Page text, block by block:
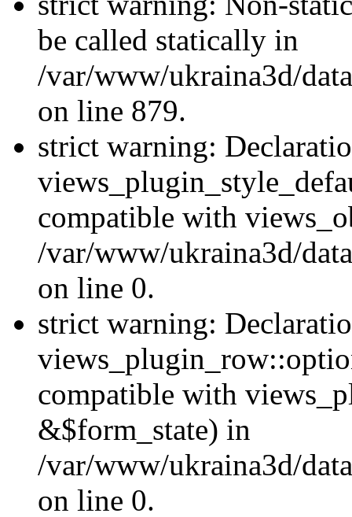
be called statically in
/var/www/ukraina3d/
on line 879.
strict warning:
compatible with
/var/www/ukraina3d/
on line 0.
strict warning:
compatible with
&$form_state) in
/var/www/ukraina3d/
on line 0.